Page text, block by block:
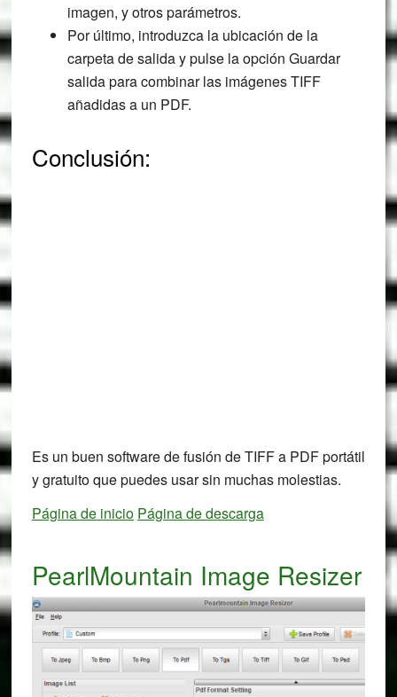
imagen, y otros parámetros.
Por último, introduzca la ubicación de la
carpeta de salida y pulse la opción Guardar
salida para combinar las imágenes TIFF
añadidas a un PDF.
Conclusión:
Es un buen software de fusión de TIFF a PDF portátil
y gratuito que puedes usar sin muchas molestias.
Página de inicio Página de descarga
PearlMountain Image Resizer